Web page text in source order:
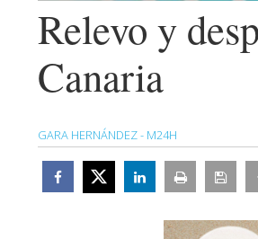
Relevo y
Canaria
GARA HERNÁNDEZ - M24H